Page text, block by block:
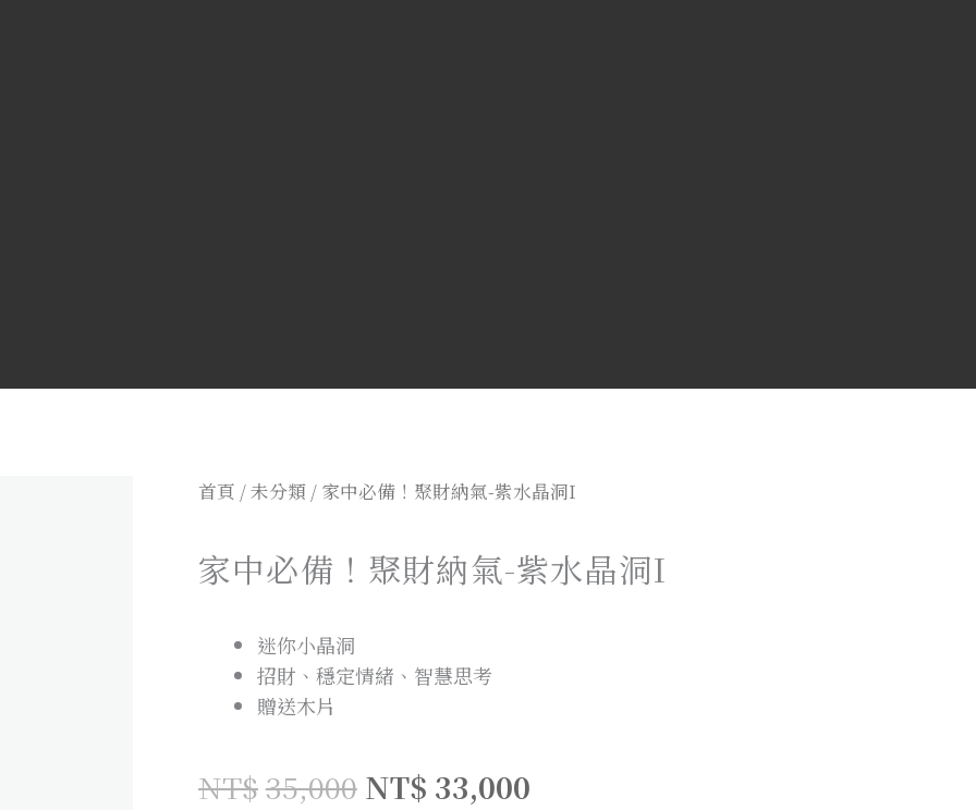
首頁 /未分類 / 家中必備！聚財納氣-紫水晶洞I
家中必備！聚財納氣-紫水晶洞I
迷你小晶洞
招財、穩定情緒、智慧思考
贈送木片
NT$35,000 NT$ 33,000